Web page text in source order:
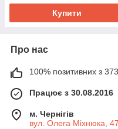
Купити
Про нас
100% позитивних з 373
Працює з 30.08.2016
м. Чернігів
вул. Олега Міхнюка,